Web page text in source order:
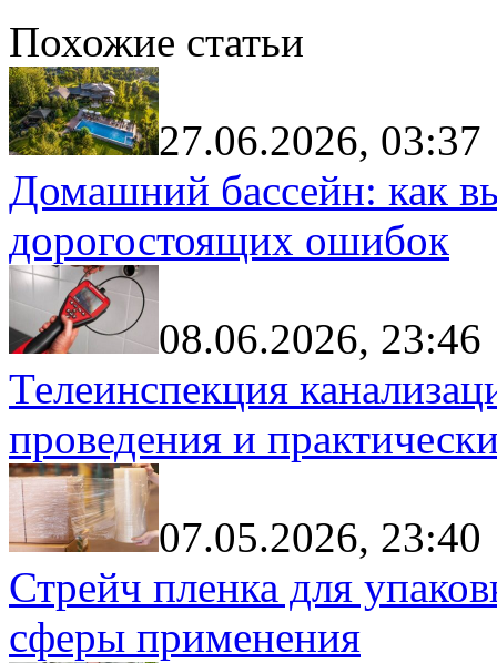
Похожие статьи
27.06.2026, 03:37
Домашний бассейн: как
дорогостоящих ошибок
08.06.2026, 23:46
Телеинспекция
проведения и
07.05.2026, 23:40
Стрейч пленка для
сферы применения